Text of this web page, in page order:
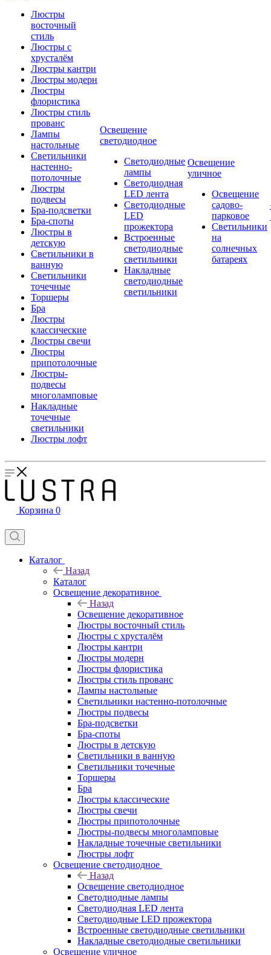
Люстры
восточный
стиль
Люстры с
хрусталём
Люстры кантри
Люстры модерн
Люстры
флористика
Люстры стиль
прованс
Лампы
настольные
Светильники
настенно-
потолочные
Люстры
подвесы
Бра-подсветки
Бра-споты
Люстры в
детскую
Светильники в
ванную
Светильники
точечные
Торшеры
Бра
Люстры
классические
Люстры свечи
Люстры
припотолочные
Люстры-
подвесы
многоламповые
Накладные
точечные
светильники
Люстры лофт
Освещение
светодиодное
Светодиодные
лампы
Светодиодная
LED лента
Светодиодные
LED
прожектора
Встроенные
светодиодные
светильники
Накладные
светодиодные
светильники
Освещение
уличное
Освещение
садово-
парковое
Светильники
на
солнечных
батареях
Корзина 0
Каталог
Назад
Каталог
Освещение декоративное
Назад
Освещение декоративное
Люстры восточный стиль
Люстры с хрусталём
Люстры кантри
Люстры модерн
Люстры флористика
Люстры стиль прованс
Лампы настольные
Светильники настенно-потолочные
Люстры подвесы
Бра-подсветки
Бра-споты
Люстры в детскую
Светильники в ванную
Светильники точечные
Торшеры
Бра
Люстры классические
Люстры свечи
Люстры припотолочные
Люстры-подвесы многоламповые
Накладные точечные светильники
Люстры лофт
Освещение светодиодное
Назад
Освещение светодиодное
Светодиодные лампы
Светодиодная LED лента
Светодиодные LED прожектора
Встроенные светодиодные светильники
Накладные светодиодные светильники
Освещение уличное